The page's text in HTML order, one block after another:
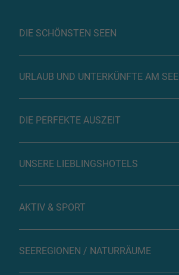
DIE SCHÖNSTEN SEEN
URLAUB UND UNTERKÜNFTE AM SEE
DIE PERFEKTE AUSZEIT
UNSERE LIEBLINGSHOTELS
AKTIV & SPORT
SEEREGIONEN / NATURRÄUME